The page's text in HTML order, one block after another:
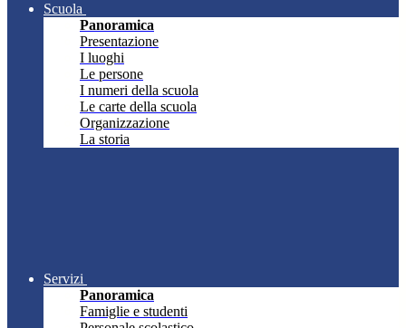
Scuola
Panoramica
Presentazione
I luoghi
Le persone
I numeri della scuola
Le carte della scuola
Organizzazione
La storia
Servizi
Panoramica
Famiglie e studenti